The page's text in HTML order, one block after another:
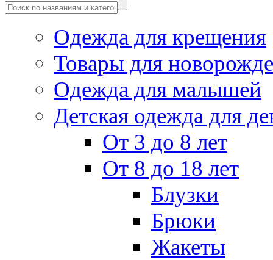
Одежда для крещения
Товары для
Одежда для малышей
Детская одежда для
От 3 до 8 лет
От 8 до 18 лет
Блузки
Брюки
Жакеты